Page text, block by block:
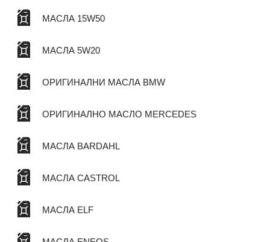
МАСЛА 15W50
МАСЛА 5W20
ОРИГИНАЛНИ МАСЛА BMW
ОРИГИНАЛНО МАСЛО MERCEDES
МАСЛА BARDAHL
МАСЛА CASTROL
МАСЛА ELF